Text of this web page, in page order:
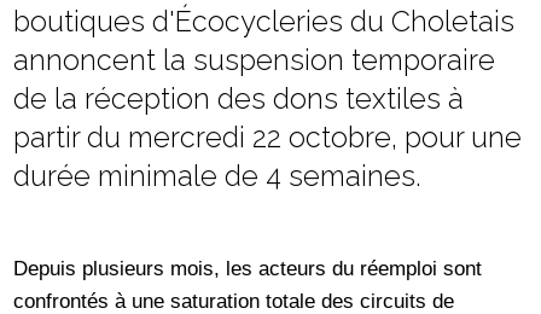
boutiques d'Écocycleries du Choletais
annoncent la suspension temporaire
de la réception des dons textiles à
partir du mercredi 22 octobre, pour une
durée minimale de 4 semaines.
Depuis plusieurs mois, les acteurs du réemploi sont
confrontés à une saturation totale des circuits de